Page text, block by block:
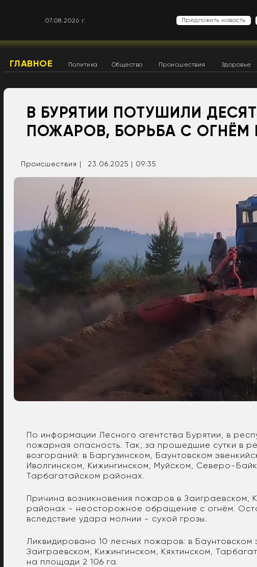
07.08.2026 г. Предложить новость
ГЛАВНОЕ Политика Общество Происшествия Здоровье
В БУРЯТИИ ПОТУШИЛИ
ПОЖАРОВ, БОРЬБА С
Происшествия | 23.06.2025 | 09:35
По информации Лесного агентства Бурятии, в
пожарная опасность. Так, за прошедшие сутки в
возгораний: в Баргузинском, Баунтовском
Иволгинском, Кижингинском, Муйском, Северо-
Тарбагатайском районах.
Причина возникновения пожаров в Заиграевском,
районах - неосторожное обращение с огнём.
вследствие удара молнии - сухой грозы.
Ликвидировано 10 лесных пожаров: в Баунтовском
Заиграевском, Кижингинском, Кяхтинском,
на площади 2 106 га.